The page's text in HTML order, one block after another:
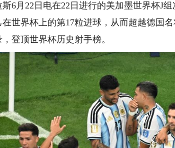
月22日电在22日进行的美加墨世界杯J组
世界杯上的第17粒进球，从而超越德国
登顶世界杯历史射手榜。